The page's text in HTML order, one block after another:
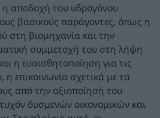
αποδοχή του υδρογόνου
βασικούς παράγοντες, όπως η
στη βιομηχανία και την
συμμετοχή του στη λήψη
η ευαισθητοποίηση για τις
η επικοινωνία σχετικά με τα
από την αξιοποίησή του
δυσμενών οικονομικών και